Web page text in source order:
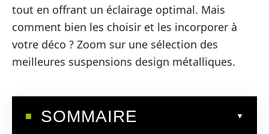
tout en offrant un éclairage optimal. Mais
comment bien les choisir et les incorporer à
votre déco ? Zoom sur une sélection des
meilleures suspensions design métalliques.
SOMMAIRE